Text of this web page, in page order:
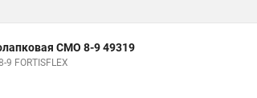
СМО 8-9 49319
FORTISFLEX